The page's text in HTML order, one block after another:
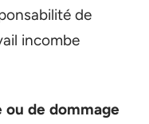
de
incombe
ou de dommage